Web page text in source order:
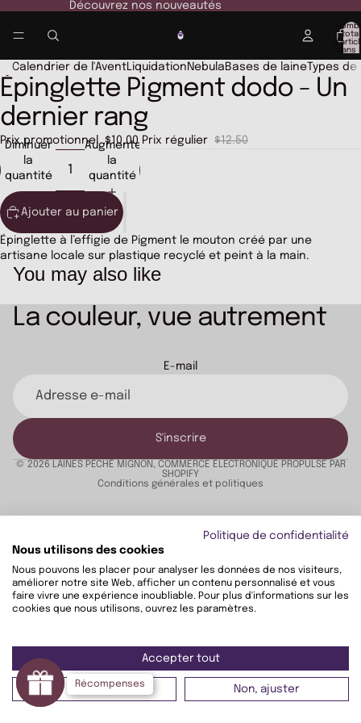
Politique de confidentialité
Nous utilisons des cookies
Nous pouvons les placer pour analyser les données de nos visiteurs,
améliorer notre site Web, afficher un contenu personnalisé et vous
faire vivre une expérience inoubliable. Pour plus d'informations sur les
cookies que nous utilisons, ouvrez les paramètres.
Accepter tout
Refuser Non, ajuster
Découvrez nos nouveautés
total
dans
Calendrier de l'AventLiquidation Nebula Bases de laine Types
Ouvrir
l’image
en
plein
écran
Ouvrir
l’image
en
plein
écran
Épinglette Pigment dodo - Un
dernier rang
Prix promotionnel $10.00 Prix régulier $12.50
Diminuer
la
quantité
Augmenter
la
quantité
Ajouter au panier
Épinglette à l’effigie de Pigment le mouton créé par une
artisane locale sur plastique recyclé et peint à la main.
You may also like
La couleur, vue autrement
E-mail
S'inscrire
© 2026 LAINES PÉCHÉ MIGNON, COMMERCE ÉLECTRONIQUE PROPULSÉ PAR
SHOPIFY
Conditions générales et politiques
Politique de remboursement
Récompenses
Récompenses